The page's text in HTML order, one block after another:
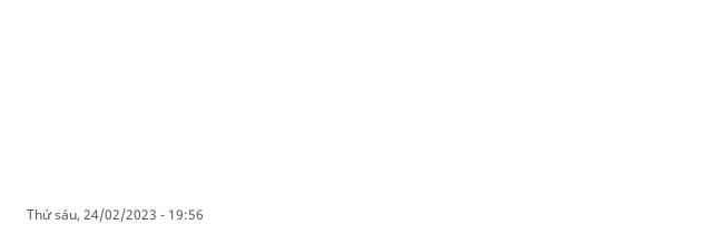
thứ sáu, 24/02/2023 - 19:56